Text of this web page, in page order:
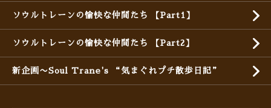
ソウルトレーンの愉快な仲間たち 【Part1】
ソウルトレーンの愉快な仲間たち 【Part2】
新企画〜Soul Trane's “気まぐれプチ散歩日記”